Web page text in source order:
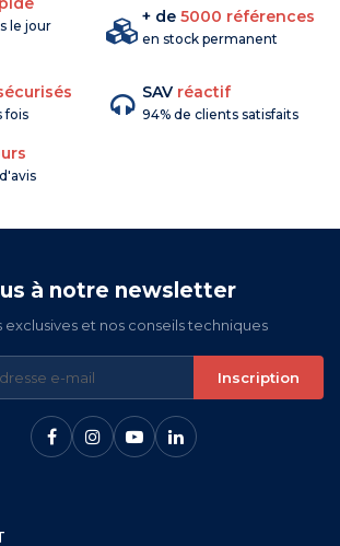
le jour
+ de 5000 références
en stock permanent
fois
SAV réactif
94% de clients satisfaits
à notre newsletter
exclusives et nos conseils techniques
Inscription